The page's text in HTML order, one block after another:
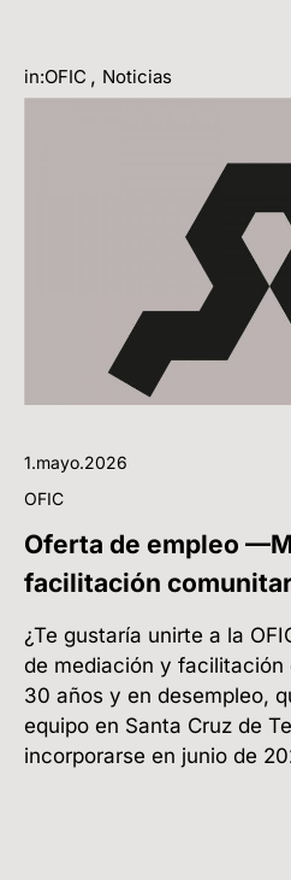
in:OFIC , Noticias
1.mayo.2026
OFIC
Oferta de empleo
facilitación
¿Te gustaría unirte a la
de mediación y facilitación
30 años y en desempleo,
equipo en Santa Cruz de
incorporarse en junio de